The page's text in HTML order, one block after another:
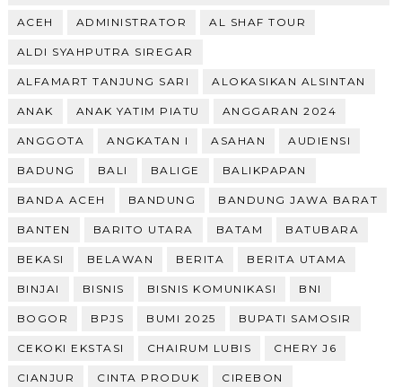
ACEH ADMINISTRATOR AL SHAF TOUR
ALDI SYAHPUTRA SIREGAR
ALFAMART TANJUNG SARI ALOKASIKAN ALSINTAN
ANAK ANAK YATIM PIATU ANGGARAN 2024
ANGGOTA ANGKATAN I ASAHAN AUDIENSI
BADUNG BALI BALIGE BALIKPAPAN
BANDA ACEH BANDUNG BANDUNG JAWA BARAT
BANTEN BARITO UTARA BATAM BATUBARA
BEKASI BELAWAN BERITA BERITA UTAMA
BINJAI BISNIS BISNIS KOMUNIKASI BNI
BOGOR BPJS BUMI 2025 BUPATI SAMOSIR
CEKOKI EKSTASI CHAIRUM LUBIS CHERY J6
CIANJUR CINTA PRODUK CIREBON